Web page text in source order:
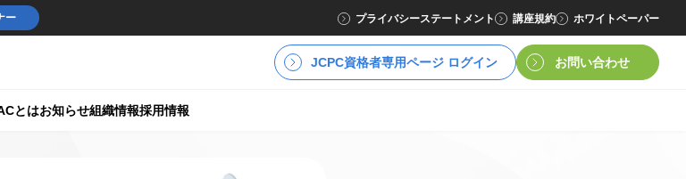
ー プライバシーステートメント 講座規約 ホワイトペーパー
JCPC資格者専用ページ ログイン お問い合わせ
とはお知らせ組織情報採用情報